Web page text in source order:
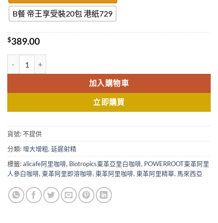
B餐 帝王享受裝20包 港紙729
$389.00
加入購物車
立即購買
貨號:不提供
分類:增大增粗, 延遲射精
標籤:alicafe阿里咖啡, Biotropics東革亞里白咖啡, POWERROOT東革阿里
人參白咖啡, 東革阿里即溶咖啡, 東革阿里咖啡, 東革阿里精華, 馬來西亞